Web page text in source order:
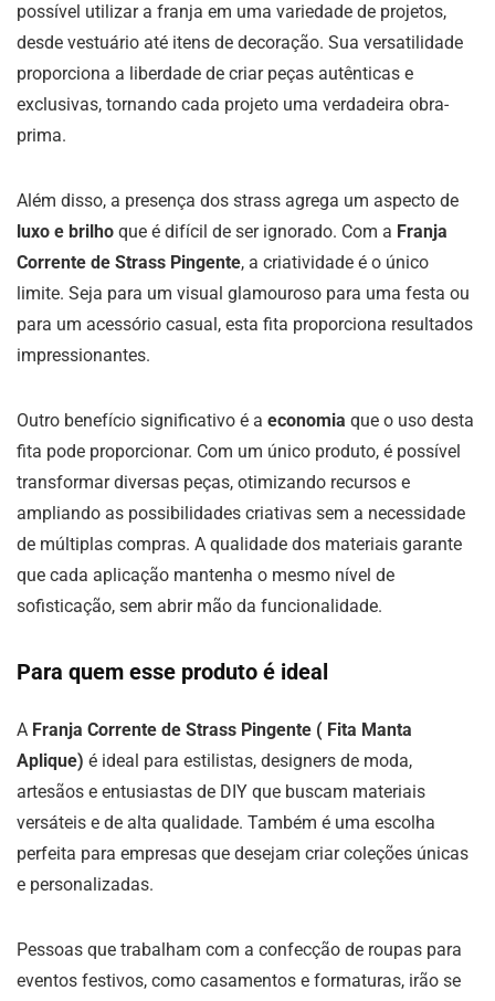
possível utilizar a franja em uma variedade de projetos,
desde vestuário até itens de decoração. Sua versatilidade
proporciona a liberdade de criar peças autênticas e
exclusivas, tornando cada projeto uma verdadeira obra-
prima.
Além disso, a presença dos strass agrega um aspecto de
luxo e brilho que é difícil de ser ignorado. Com a Franja
Corrente de Strass Pingente, a criatividade é o único
limite. Seja para um visual glamouroso para uma festa ou
para um acessório casual, esta fita proporciona resultados
impressionantes.
Outro benefício significativo é a economia que o uso desta
fita pode proporcionar. Com um único produto, é possível
transformar diversas peças, otimizando recursos e
ampliando as possibilidades criativas sem a necessidade
de múltiplas compras. A qualidade dos materiais garante
que cada aplicação mantenha o mesmo nível de
sofisticação, sem abrir mão da funcionalidade.
Para quem esse produto é ideal
A Franja Corrente de Strass Pingente ( Fita Manta
Aplique) é ideal para estilistas, designers de moda,
artesãos e entusiastas de DIY que buscam materiais
versáteis e de alta qualidade. Também é uma escolha
perfeita para empresas que desejam criar coleções únicas
e personalizadas.
Pessoas que trabalham com a confecção de roupas para
eventos festivos, como casamentos e formaturas, irão se